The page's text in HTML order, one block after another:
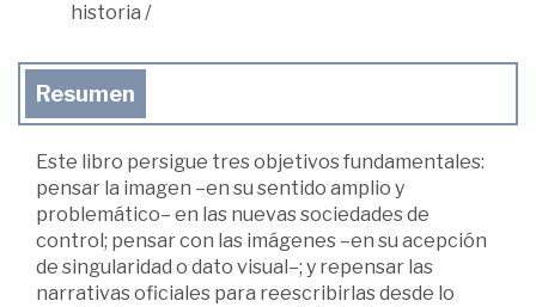
historia /
Resumen
Este libro persigue tres objetivos fundamentales:
pensar la imagen –en su sentido amplio y
problemático– en las nuevas sociedades de
control; pensar con las imágenes –en su acepción
de singularidad o dato visual–; y repensar las
narrativas oficiales para reescribirlas desde lo